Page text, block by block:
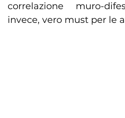
correlazione muro-
invece, vero must per le